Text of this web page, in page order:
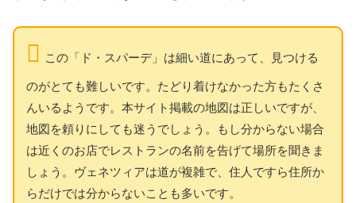
この「ド・スパーデ」は細い道にあって、見つける
のがとても難しいです。たどり着けなかった方もたくさ
んいるようです。本サイト掲載の地図は正しいですが、
地図を頼りにしても迷うでしょう。もし分からない場合
は近くのお店でレストランの名前を告げて場所を聞きま
しょう。ヴェネツィアは道が複雑で、住人ですら住所か
らだけでは分からないことも多いです。